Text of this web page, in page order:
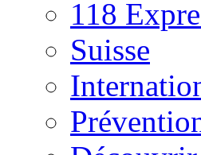
118
Suisse